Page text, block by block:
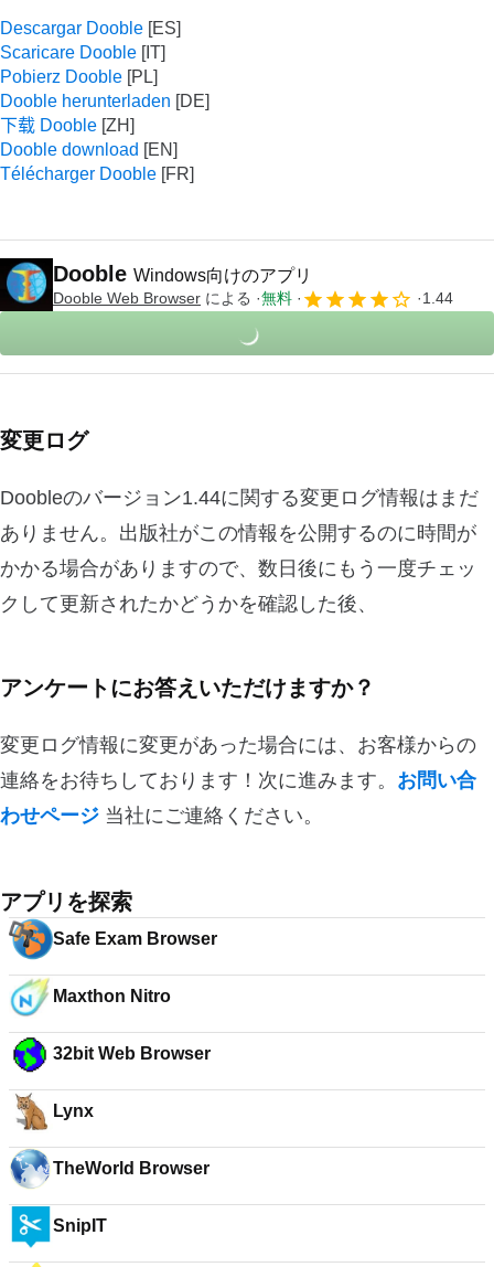
Descargar Dooble
Scaricare Dooble
Pobierz Dooble
Dooble herunterladen
下载 Dooble
Dooble download
Télécharger Dooble
Dooble Windows向けのアプリ
Dooble Web Browser による 無料 1.44
変更ログ
Doobleのバージョン1.44に関する変更ログ情報はまだ
ありません。出版社がこの情報を公開するのに時間が
かかる場合がありますので、数日後にもう一度チェッ
クして更新されたかどうかを確認した後、
アンケートにお答えいただけますか？
変更ログ情報に変更があった場合には、お客様からの
連絡をお待ちしております！次に進みます。 お問い合
わせページ 当社にご連絡ください。
アプリを探索
Safe Exam Browser
Maxthon Nitro
32bit Web Browser
Lynx
TheWorld Browser
SnipIT